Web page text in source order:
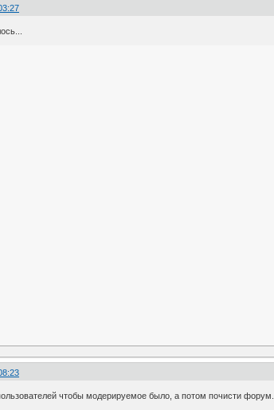
чтобы модерируемое было, а потом почисти форум.